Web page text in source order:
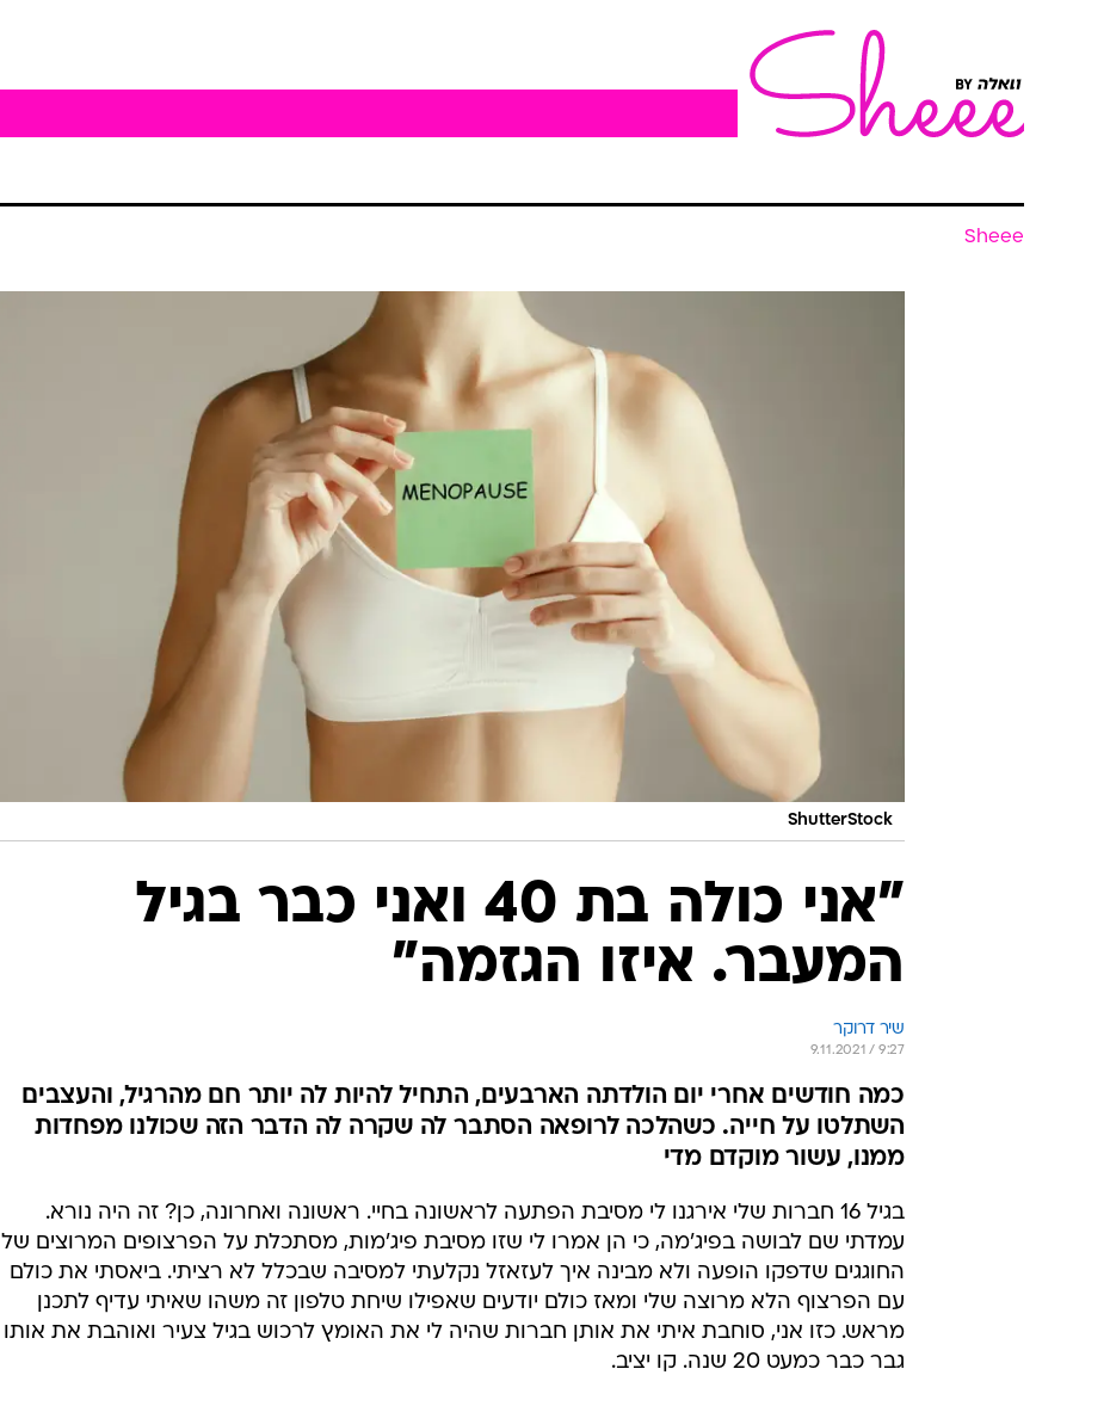
Sheee
ShutterStock
"אני כולה בת 40 ואני כבר בגיל
המעבר. איזו הגזמה"
שיר דרוקר
9.11.2021 / 9:27
כמה חודשים אחרי יום הולדתה הארבעים, התחיל להיות לה יותר חם מהרגיל, והעצבים
השתלטו על חייה. כשהלכה לרופאה הסתבר לה שקרה לה הדבר הזה שכולנו מפחדות
ממנו, עשור מוקדם מדי
בגיל 16 חברות שלי אירגנו לי מסיבת הפתעה לראשונה בחיי. ראשונה ואחרונה, כן? זה היה נורא.
עמדתי שם לבושה בפיג'מה, כי הן אמרו לי שזו מסיבת פיג'מות, מסתכלת על הפרצופים המרוצים של
החוגגים שדפקו הופעה ולא מבינה איך לעזאזל נקלעתי למסיבה שבכלל לא רציתי. ביאסתי את כולם
עם הפרצוף הלא מרוצה שלי ומאז כולם יודעים שאפילו שיחת טלפון זה משהו שאיתי עדיף לתכנן
מראש. כזו אני, סוחבת איתי את אותן חברות שהיה לי את האומץ לרכוש בגיל צעיר ואוהבת את אותו
גבר כבר כמעט 20 שנה. קו יציב.